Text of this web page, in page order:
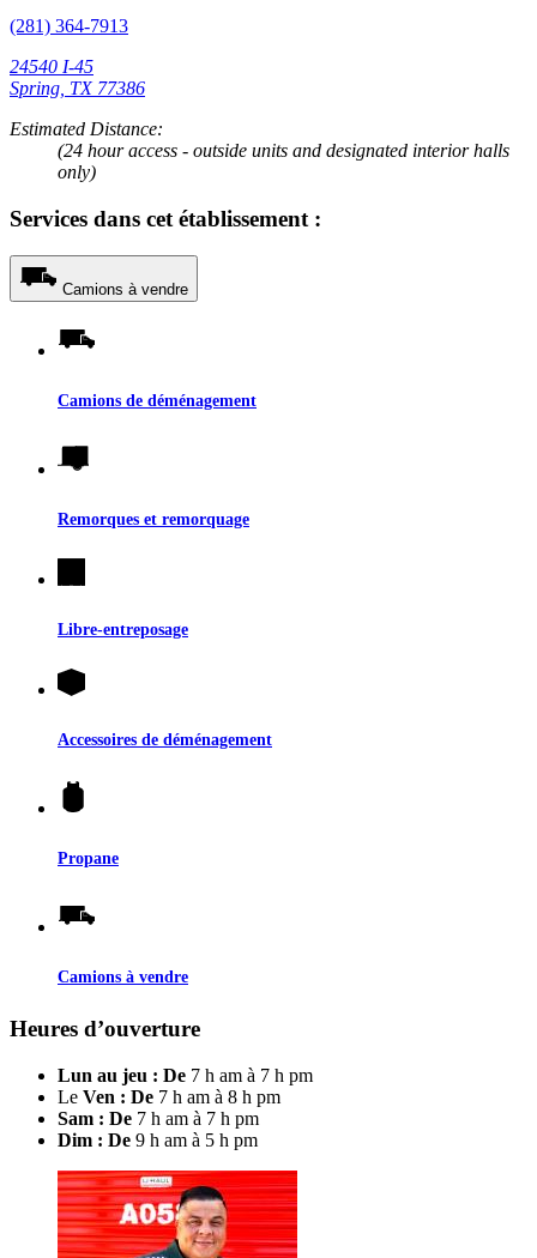
(281) 364-7913
24540 I-45
Spring, TX 77386
Estimated Distance:
(24 hour access - outside units and designated interior halls
only)
Services dans cet établissement :
Camions à vendre
Camions de déménagement
Remorques et remorquage
Libre-entreposage
Accessoires de déménagement
Propane
Camions à vendre
Heures d’ouverture
Lun au jeu : De 7 h am à 7 h pm
Le Ven : De 7 h am à 8 h pm
Sam : De 7 h am à 7 h pm
Dim : De 9 h am à 5 h pm